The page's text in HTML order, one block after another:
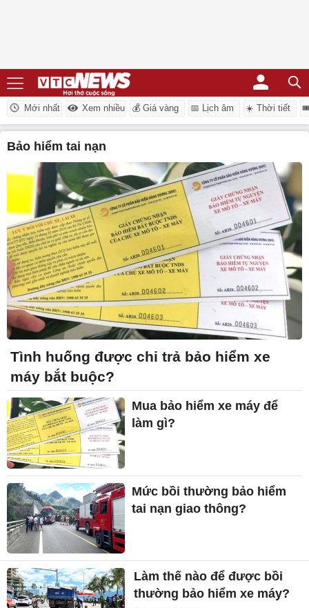
Mới nhất Xem nhiều 💰 Giá vàng 📅 Lịch âm ☀️ Thời tiết
bảo hiểm tai nạn
Tình huống được chi trả bảo hiểm xe
máy bắt buộc?
Mua bảo hiểm xe máy để
làm gì?
Mức bồi thường bảo hiểm
tai nạn giao thông?
Làm thế nào để được bồi
thường bảo hiểm xe máy?